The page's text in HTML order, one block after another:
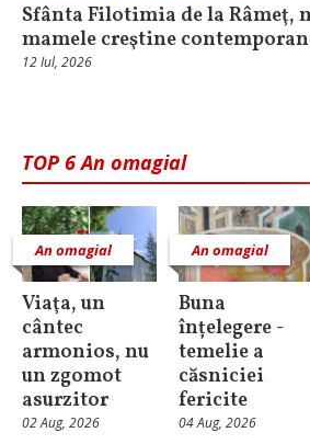
Sfânta Filotimia de la Râmeţ,
mamele creştine
12 Iul, 2026
TOP 6 An omagial
An omagial
Viaţa, un
cântec
armonios, nu
un zgomot
asurzitor
02 Aug, 2026
An omagial
Buna
înțelegere -
temelie a
căsniciei
fericite
04 Aug, 2026